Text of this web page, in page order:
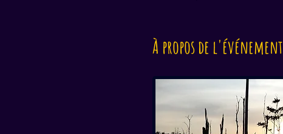
À propos de l'événement